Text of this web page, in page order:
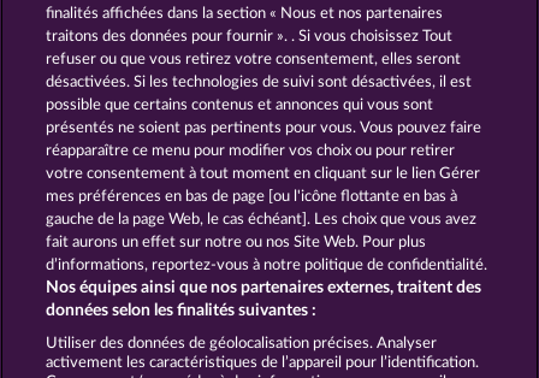
TOWER OF POWER TEXAS TYCOON
BACK TO THE FRUITS CREATURES OF THE NIGHT
CGU Charte de confidentialité
finalités affichées dans la section « Nous et nos partenaires
traitons des données pour fournir ». . Si vous choisissez Tout
refuser ou que vous retirez votre consentement, elles seront
désactivées. Si les technologies de suivi sont désactivées, il est
possible que certains contenus et annonces qui vous sont
présentés ne soient pas pertinents pour vous. Vous pouvez faire
réapparaître ce menu pour modifier vos choix ou pour retirer
votre consentement à tout moment en cliquant sur le lien Gérer
mes préférences en bas de page [ou l'icône flottante en bas à
gauche de la page Web, le cas échéant]. Les choix que vous avez
fait aurons un effet sur notre ou nos Site Web. Pour plus
d’informations, reportez-vous à notre politique de confidentialité.
Nos équipes ainsi que nos partenaires externes, traitent des
données selon les finalités suivantes :
Utiliser des données de géolocalisation précises. Analyser
activement les caractéristiques de l’appareil pour l’identification.